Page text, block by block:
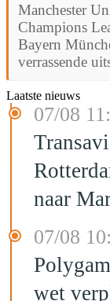
Manchester
Champions
Bayern
verrassende
Laatste nieuws
07/08
naar
07/08
wet